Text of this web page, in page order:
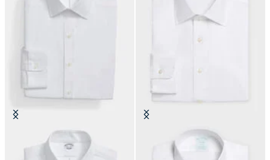
Camicia Slim Fit Non-Iron
Performance con Collo Ainsley
Camicia Slim Fit Non-Iron Oxford
con Collo Ainsley